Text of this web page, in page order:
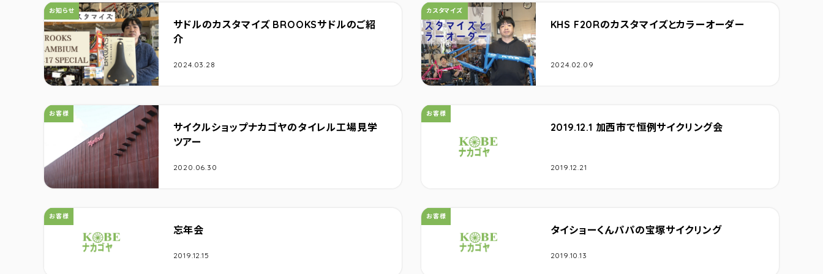
サドルのカスタマイズ BROOKSサドルのご紹
介
カテゴリ：
お知らせ
2024.03.28
KHS F20Rのカスタマイズとカラーオーダー
カテゴリ：
カスタマイズ
2024.02.09
サイクルショップナカゴヤのタイレル工場見学
ツアー
カテゴリ：
お客様
2020.06.30
2019.12.1 加西市で恒例サイクリング会
カテゴリ：
お客様
2019.12.21
忘年会
カテゴリ：
お客様
2019.12.15
タイショーくんパパの宝塚サイクリング
カテゴリ：
お客様
2019.10.13